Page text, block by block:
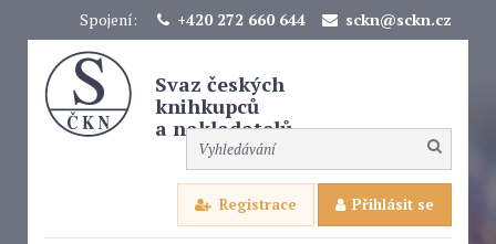
Spojení: +420 272 660 644 sckn@sckn.cz
Svaz českých
knihkupců
a nakladatelů
Registrace Přihlásit se